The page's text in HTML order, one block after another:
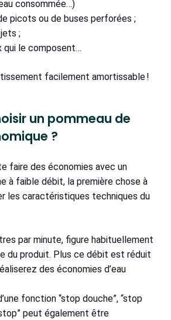
consommée…)
picots ou de buses perforées ;
;
qui le composent…
facilement amortissable !
un pommeau de
?
faire des économies avec un
à faible débit, la première chose à
les caractéristiques techniques du
par minute, figure habituellement
du produit. Plus ce débit est réduit
des économies d’eau
fonction “stop douche”, “stop
peut également être